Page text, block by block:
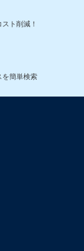
ト削減！
を簡単検索